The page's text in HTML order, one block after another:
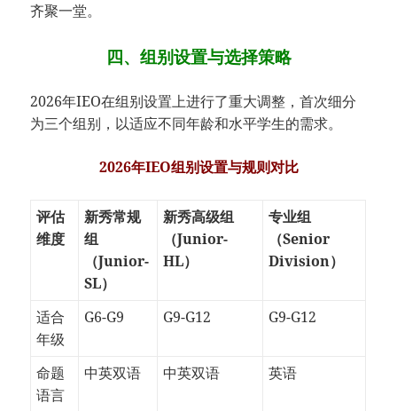
齐聚一堂。
四、组别设置与选择策略
2026年IEO在组别设置上进行了重大调整，首次细分
为三个组别，以适应不同年龄和水平学生的需求。
2026年IEO组别设置与规则对比​
评估
维度
新秀常规
组
（Junior-
SL）
新秀高级组
（Junior-
HL）
专业组
（Senior
Division）
适合
年级
G6-G9 G9-G12 G9-G12
命题
语言
中英双语 中英双语 英语